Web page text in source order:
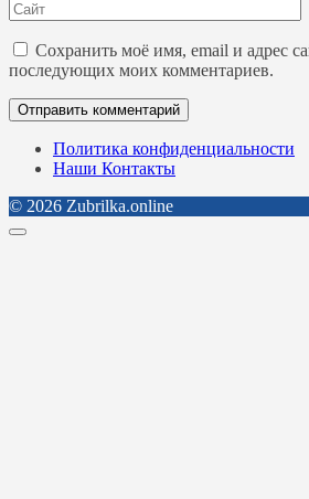
Сайт
Сохранить моё имя, email и адрес
последующих моих комментариев.
Политика конфиденциальности
Наши Контакты
© 2026 Zubrilka.online